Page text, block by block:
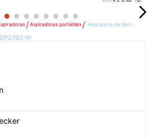
Aspiradoras portátiles
W
parlantes